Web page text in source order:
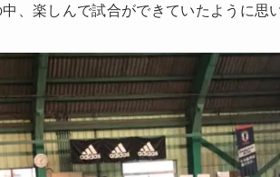
、楽しんで試合ができていたように思い